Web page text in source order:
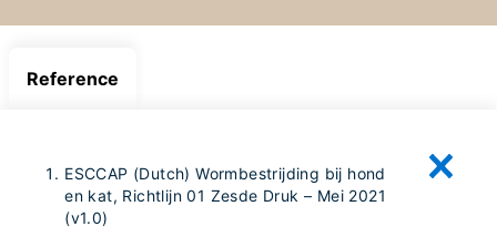
Reference
ESCCAP (Dutch) Wormbestrijding bij hond
en kat, Richtlijn 01 Zesde Druk – Mei 2021
(v1.0)